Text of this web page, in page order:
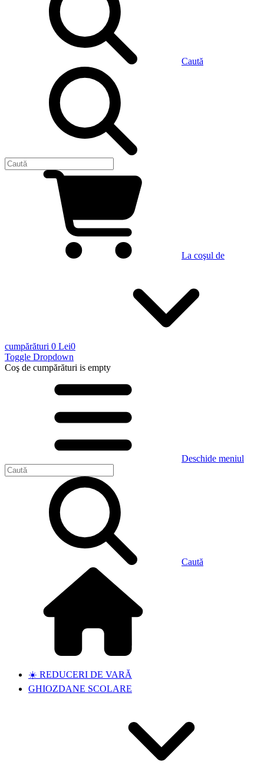
Caută
La coşul de
cumpărături 0 Lei0
Toggle Dropdown
Coş de cumpărături is empty
Deschide meniul
Caută
☀️ REDUCERI DE VARĂ
GHIOZDANE SCOLARE